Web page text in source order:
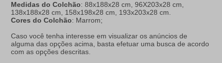
Medidas do Colchão: 88x188x28 cm, 96X203x28 cm,
138x188x28 cm, 158x198x28 cm, 193x203x28 cm.
Cores do Colchão: Marrom;
Caso você tenha interesse em visualizar os anúncios de
alguma das opções acima, basta efetuar uma busca de acordo
com as opções descritas.